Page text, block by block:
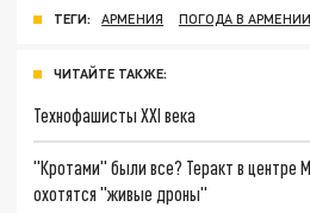
ТЕГИ: АРМЕНИЯ ПОГОДА В АРМЕНИИ
ЧИТАЙТЕ ТАКЖЕ:
Технофашисты XXI века
"Кротами" были все? Теракт в центре
охотятся "живые дроны"